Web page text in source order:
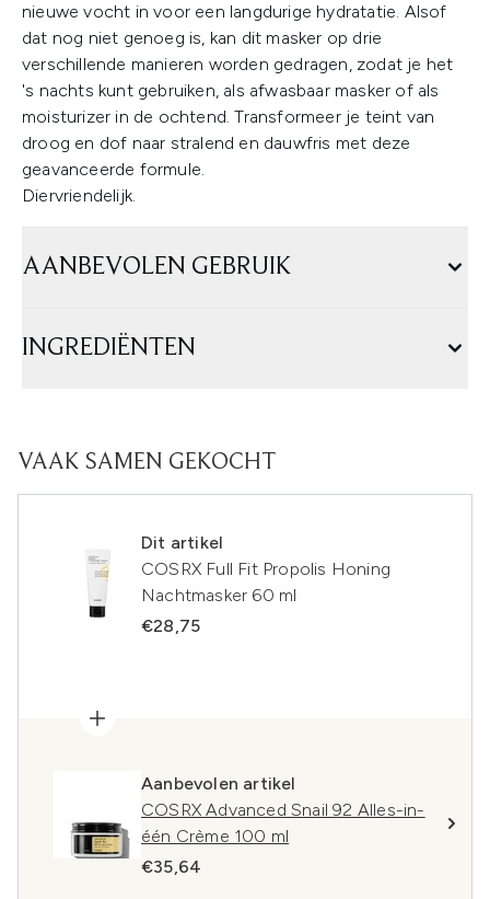
nieuwe vocht in voor een langdurige hydratatie. Alsof
dat nog niet genoeg is, kan dit masker op drie
verschillende manieren worden gedragen, zodat je het
's nachts kunt gebruiken, als afwasbaar masker of als
moisturizer in de ochtend. Transformeer je teint van
droog en dof naar stralend en dauwfris met deze
geavanceerde formule.
Diervriendelijk.
AANBEVOLEN GEBRUIK
INGREDIËNTEN
VAAK SAMEN GEKOCHT
Dit artikel
COSRX Full Fit Propolis Honing
Nachtmasker 60 ml
€28,75
Aanbevolen artikel
COSRX Advanced Snail 92 Alles-in-
één Crème 100 ml
€35,64